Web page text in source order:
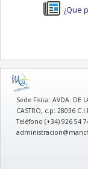
¿Que
logo
Sede Física: AVDA. DE
CASTRO, c.p: 28036
Teléfono (+34) 926 54